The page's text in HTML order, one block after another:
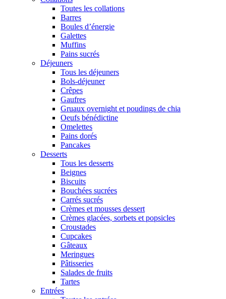
Toutes les collations
Barres
Boules d’énergie
Galettes
Muffins
Pains sucrés
Déjeuners
Tous les déjeuners
Bols-déjeuner
Crêpes
Gaufres
Gruaux overnight et poudings de chia
Oeufs bénédictine
Omelettes
Pains dorés
Pancakes
Desserts
Tous les desserts
Beignes
Biscuits
Bouchées sucrées
Carrés sucrés
Crèmes et mousses dessert
Crèmes glacées, sorbets et popsicles
Croustades
Cupcakes
Gâteaux
Meringues
Pâtisseries
Salades de fruits
Tartes
Entrées